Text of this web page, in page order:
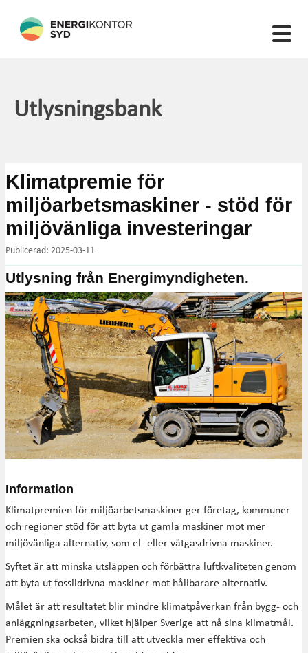
Utlysningsbank
Klimatpremie för
miljöarbetsmaskiner - stöd för
miljövänliga investeringar
Publicerad: 2025-03-11
Utlysning från Energimyndigheten.
Information
Klimatpremien för miljöarbetsmaskiner ger företag, kommuner
och regioner stöd för att byta ut gamla maskiner mot mer
miljövänliga alternativ, som el- eller vätgasdrivna maskiner.
Syftet är att minska utsläppen och förbättra luftkvaliteten genom
att byta ut fossildrivna maskiner mot hållbarare alternativ.
Målet är att resultatet blir mindre klimatpåverkan från bygg- och
anläggningsarbeten, vilket hjälper Sverige att nå sina klimatmål.
Premien ska också bidra till att utveckla mer effektiva och
22 artiklar hittades